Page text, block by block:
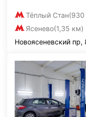
Тёплый Стан
Ясенево(1,35 км)
Новоясеневский пр,